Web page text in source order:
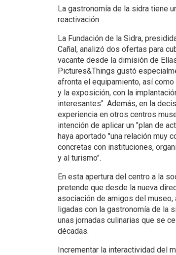
La gastronomía de la sidra tiene
reactivación
La Fundación de la Sidra,
Cañal, analizó dos ofertas para
vacante desde la dimisión de
Pictures&Things gustó
afronta el equipamiento, así
y la exposición, con la
interesantes". Además, en la
experiencia en otros centros
intención de aplicar un "plan de
haya aportado "una relación muy
concretas con instituciones,
y al turismo".
En esta apertura del centro a la
pretende que desde la nueva
asociación de amigos del
ligadas con la gastronomía de la
unas jornadas culinarias que se
décadas.
Incrementar la interactividad del